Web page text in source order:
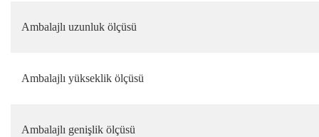
Ambalajlı uzunluk ölçüsü
Ambalajlı yükseklik ölçüsü
Ambalajlı genişlik ölçüsü